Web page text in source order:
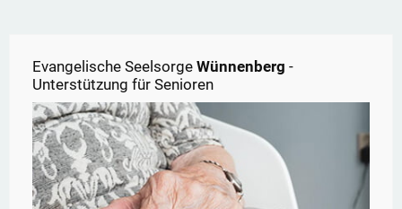
Evangelische Seelsorge Wünnenberg -
Unterstützung für Senioren